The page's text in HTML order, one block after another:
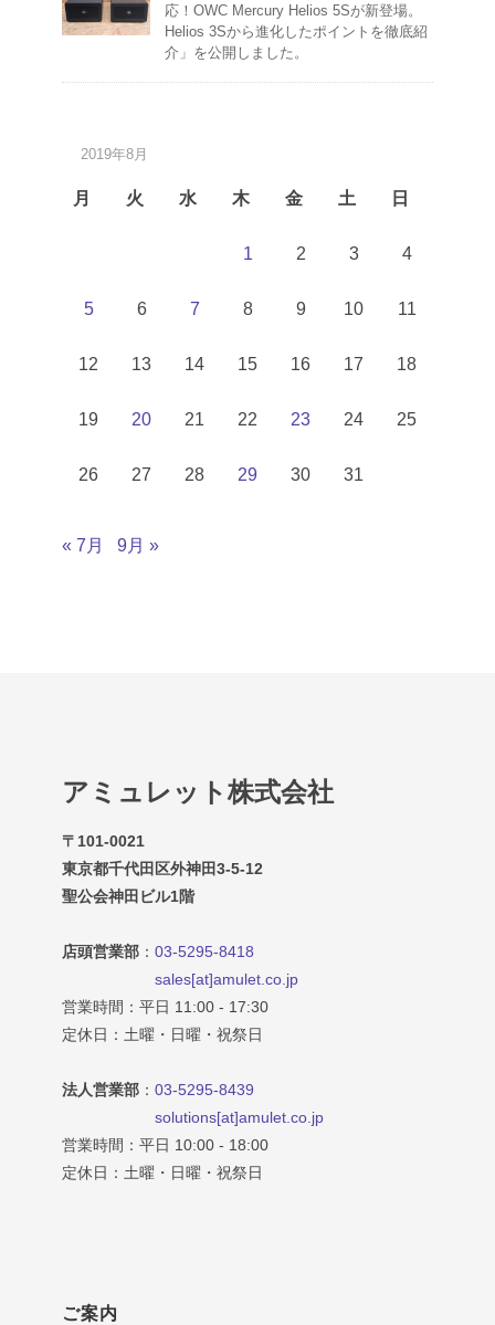
応！OWC Mercury Helios 5Sが新登場。
Helios 3Sから進化したポイントを徹底紹
介」を公開しました。
2019年8月
月 火 水 木 金 土 日
1 2 3 4
5 6 7 8 9 10 11
12 13 14 15 16 17 18
19 20 21 22 23 24 25
26 27 28 29 30 31
« 7月 9月 »
アミュレット株式会社
〒101-0021
東京都千代田区外神田3-5-12
聖公会神田ビル1階
店頭営業部 ： 03-5295-8418
sales[at]amulet.co.jp
営業時間：平日 11:00 - 17:30
定休日：土曜・日曜・祝祭日
法人営業部 ： 03-5295-8439
solutions[at]amulet.co.jp
営業時間：平日 10:00 - 18:00
定休日：土曜・日曜・祝祭日
ご案内